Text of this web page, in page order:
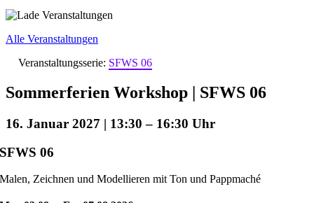
Alle Veranstaltungen
Veranstaltungsserie: SFWS 06
Sommerferien Workshop | SFWS 06
16. Januar 2027 | 13:30 – 16:30
SFWS 06
Malen, Zeichnen und Modellieren mit Ton und Pappmaché